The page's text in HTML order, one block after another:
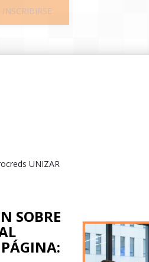
INSCRIBIRSE
UNIZAR
SOBRE